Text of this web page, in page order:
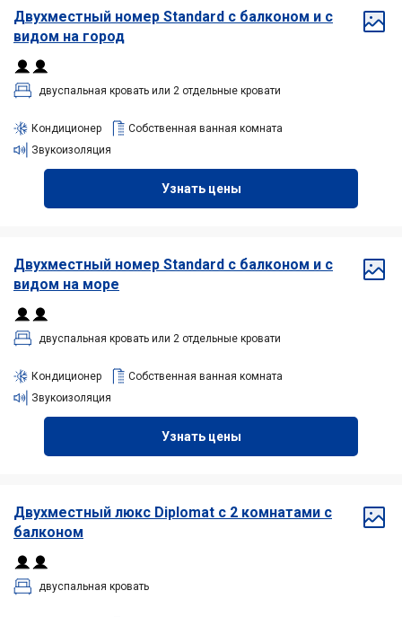
Двухместный номер Standard с балконом и с
видом на город
двуспальная кровать или 2 отдельные кровати
Кондиционер
Собственная ванная комната
Звукоизоляция
Узнать цены
Двухместный номер Standard с балконом и с
видом на море
двуспальная кровать или 2 отдельные кровати
Кондиционер
Собственная ванная комната
Звукоизоляция
Узнать цены
Двухместный люкс Diplomat с 2 комнатами с
балконом
двуспальная кровать